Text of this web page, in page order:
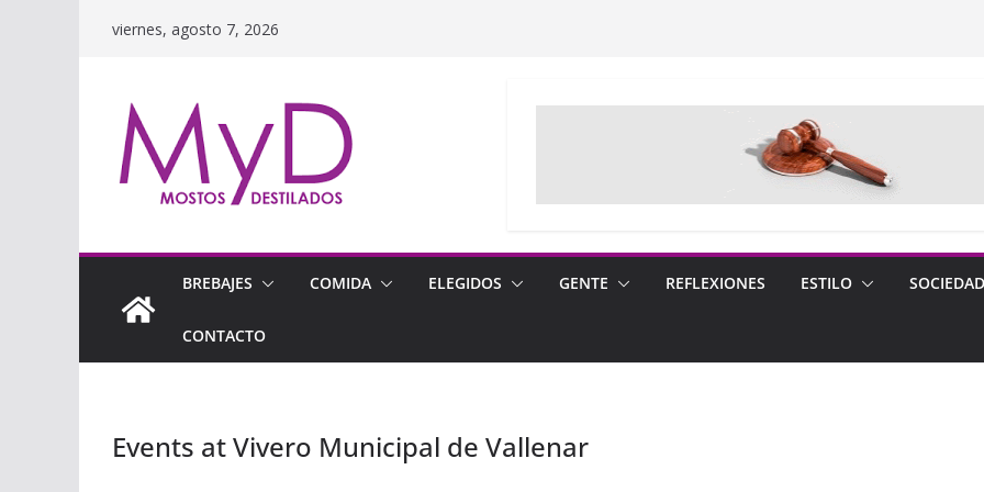
viernes, agosto 7, 2026
BREBAJES COMIDA ELEGIDOS GENTE REFLEXIONES ESTILO SOCIEDAD
CONTACTO
Events atVivero Municipal de Vallenar